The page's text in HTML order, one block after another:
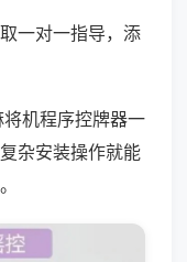
一对一指导，添
机程序控牌器一
杂安装操作就能